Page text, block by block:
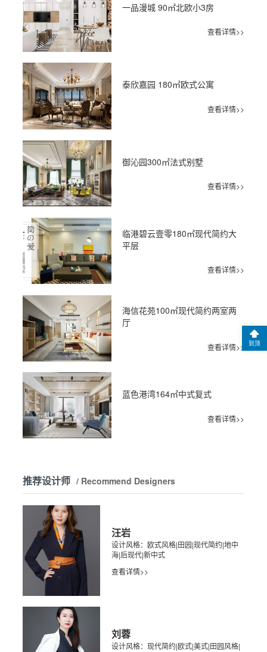
一品漫城 90㎡北欧小3房
查看详情>>
泰欣嘉园 180㎡欧式公寓
查看详情>>
御沁园300㎡法式别墅
查看详情>>
临港碧云壹零180㎡现代简约大
平层
查看详情>>
海信花苑100㎡现代简约两室两
厅
查看详情>>
蓝色港湾164㎡中式复式
查看详情>>
推荐设计师 / Recommend Designers
汪岩
设计风格：欧式风格|田园|现代简约|地中
海|后现代|新中式
查看详情>>
刘蓉
设计风格：现代简约|欧式|美式|田园风格|
到顶